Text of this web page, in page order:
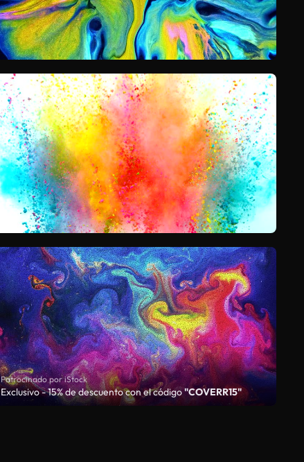
Patrocinado por iStock
Exclusivo - 15% de descuento con el código"COVERR15"